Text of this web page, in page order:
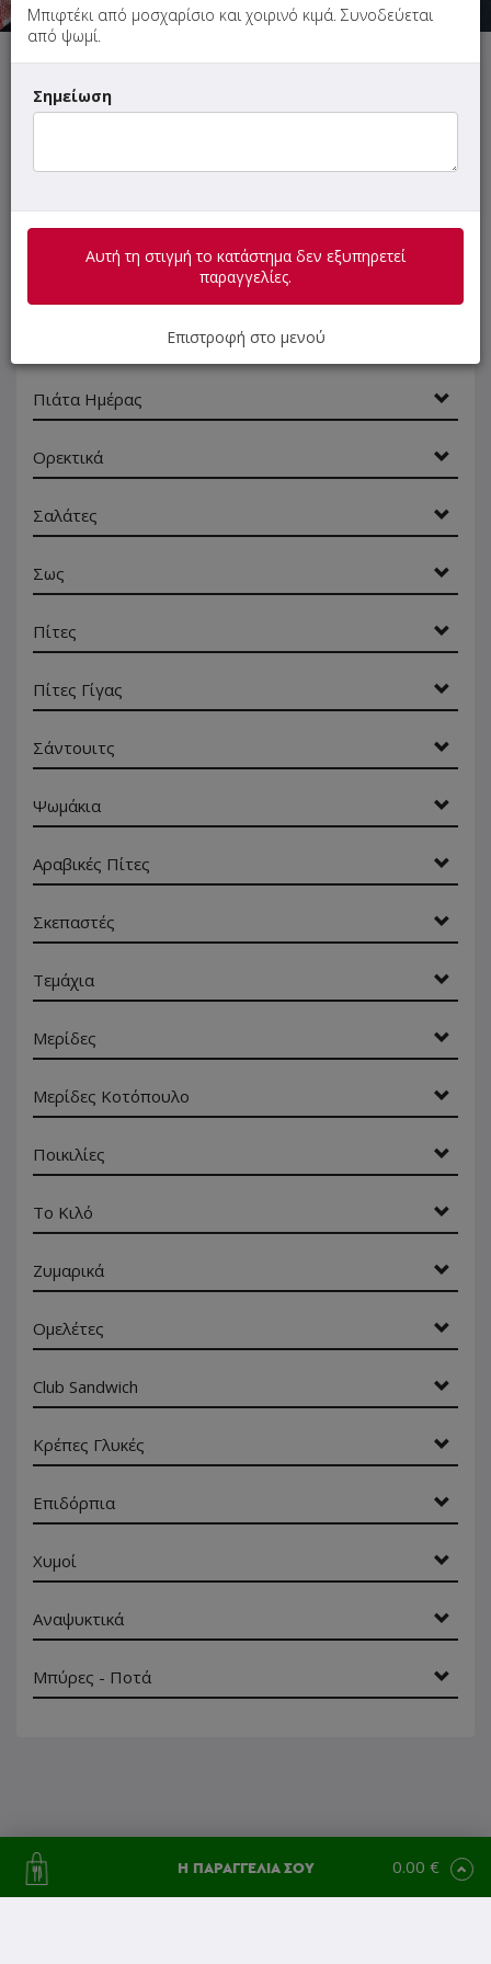
προϊόντος...
SUPER Προσφορές
Πιάτα Ημέρας
Ορεκτικά
Σαλάτες
Σως
Πίτες
Πίτες Γίγας
Σάντουιτς
Ψωμάκια
Αραβικές Πίτες
Σκεπαστές
Τεμάχια
Μερίδες
Μερίδες Κοτόπουλο
Ποικιλίες
Το Κιλό
Ζυμαρικά
Ομελέτες
Club Sandwich
Κρέπες Γλυκές
Επιδόρπια
Χυμοί
Αναψυκτικά
Μπύρες - Ποτά
Η ΠΑΡΑΓΓΕΛΙΑ ΣΟΥ 0.00 €
Μπιφτέκι από μοσχαρίσιο και χοιρινό κιμά. Συνοδεύεται
από ψωμί.
Σημείωση
Αυτή τη στιγμή το κατάστημα δεν εξυπηρετεί
παραγγελίες.
Επιστροφή στο μενού